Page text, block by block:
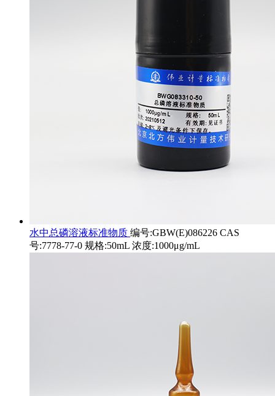
水中总磷溶液标准物质 编号:GBW(E)086226 CAS
号:7778-77-0 规格:50mL 浓度:1000μg/mL